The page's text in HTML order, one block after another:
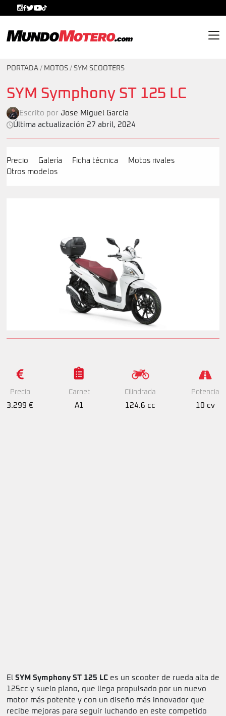
PORTADA / MOTOS / SYM SCOOTERS
SYM Symphony ST 125 LC
Escrito por Jose Miguel Garcia
Última actualización 27 abril, 2024
Precio Galería Ficha técnica
Motos rivales
Otros modelos
Precio
3.299 €
Carnet
A1
Cilindrada
124.6 cc
Potencia
10 cv
El SYM Symphony ST 125 LC es un scooter de rueda alta de
125cc y suelo plano, que llega propulsado por un nuevo
motor más potente y con un diseño más innovador que
recibe mejoras para seguir luchando en este competido